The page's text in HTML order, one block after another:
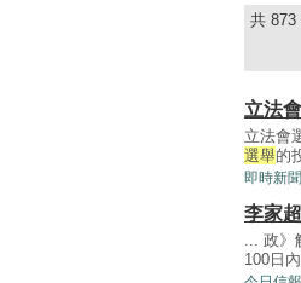
共 873
立法
立法會
選舉的
即時新聞
李家
... 政》
100日